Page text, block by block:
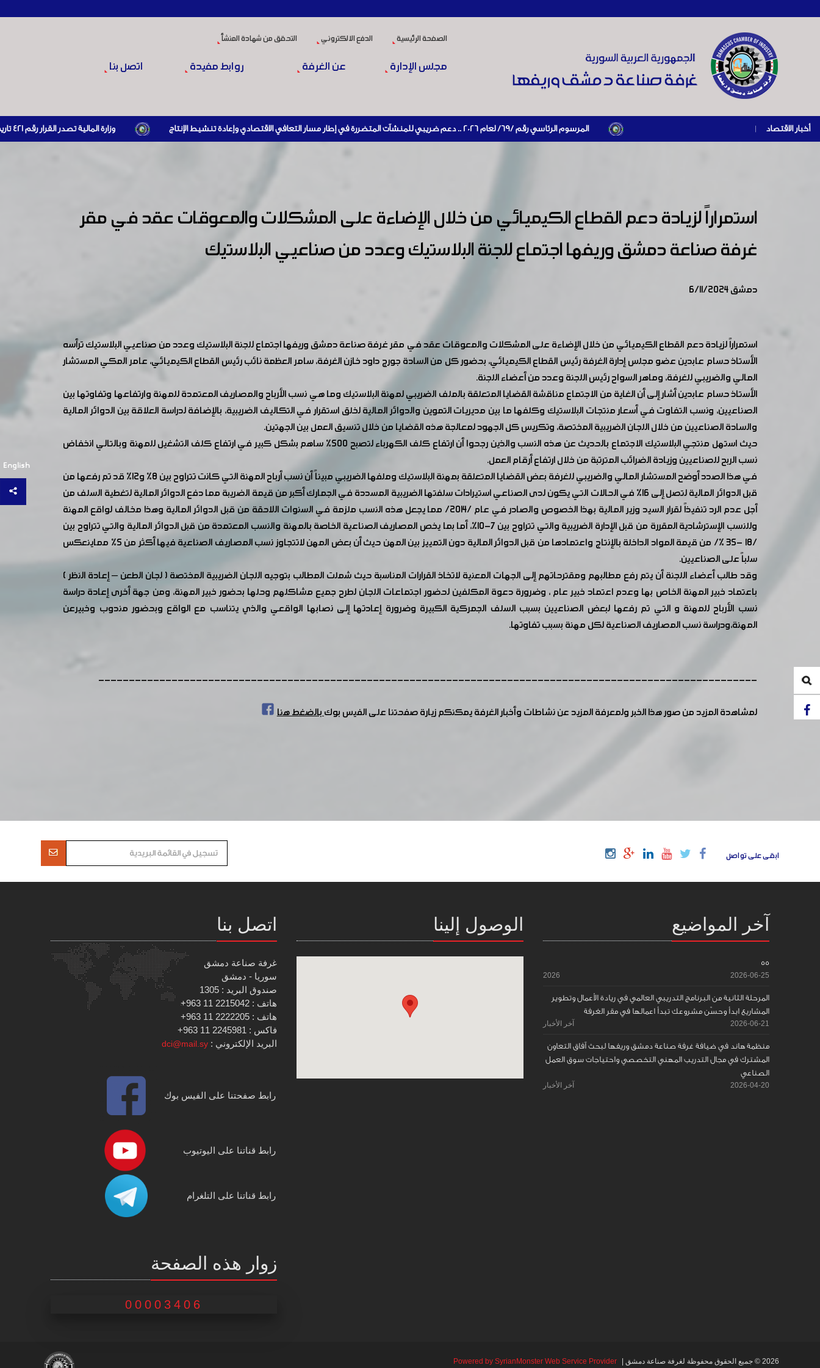
الصفحة الرئيسية الدفع الالكتروني التحقق من شهادة المنشأ
مجلس الإدارة عن الغرفة روابط مفيدة اتصل بنا
أخبار الاقتصاد | المرسوم الرئاسي رقم /69/ لعام 2026 .. دعم ضريبي للمنشآت المتضررة في إطار مسار التعافي الاقتصادي وإعادة تنشيط الإنتاج وزارة المالية تصدر القرار رقم 421 تاريخ 24/3/2026 المتضمن الزام المستوردين بإبراز براءة ذمة مالية سارية صادرة عن الهيئة العامة للضرائب والرسوم أو مديرياتها عند القيام بعمليات الاستيراد
English
استمراراً لزيادة دعم القطاع الكيميائي من خلال الإضاءة على المشكلات والمعوقات عقد في مقر
غرفة صناعة دمشق وريفها اجتماع للجنة البلاستيك وعدد من صناعيي البلاستيك
دمشق 6/11/2024
استمراراً لزيادة دعم القطاع الكيميائي من خلال الإضاءة على المشكلات والمعوقات عقد في مقر غرفة صناعة دمشق وريفها اجتماع للجنة البلاستيك وعدد من صناعيي البلاستيك ترأسه
الأستاذ حسام عابدين عضو مجلس إدارة الغرفة رئيس القطاع الكيميائي، بحضور كل من السادة جورج داود خازن الغرفة، سامر العظمة نائب رئيس القطاع الكيميائي، عامر المكي المستشار
المالي والضريبي للغرفة، وماهر السواح رئيس اللجنة وعدد من أعضاء اللجنة.
الأستاذ حسام عابدين أشار إلى أن الغاية من الاجتماع مناقشة القضايا المتعلقة بالملف الضريبي لمهنة البلاستيك وما هي نسب الأرباح والمصاريف المعتمدة للمهنة وارتفاعها وتفاوتها بين
الصناعيين، ونسب التفاوت في أسعار منتجات البلاستيك وكلفها ما بين مديريات التموين والدوائر المالية لخلق استقرار في التكاليف الضريبية، بالإضافة لدراسة العلاقة بين الدوائر المالية
والسادة الصناعيين من خلال اللجان الضريبية المختصة، وتكريس كل الجهود لمعالجة هذه القضايا من خلال تنسيق العمل بين الجهتين.
حيث استهل منتجي البلاستيك الاجتماع بالحديث عن هذه النسب والذين رجحوا أن ارتفاع كلف الكهرباء لتصبح 500% ساهم بشكل كبير في ارتفاع كلف التشغيل للمهنة وبالتالي انخفاض
نسب الربح للصناعيين وزيادة الضرائب المترتبة من خلال ارتفاع أرقام العمل.
في هذا الصدد أوضح المستشار المالي والضريبي للغرفة بعض القضايا المتعلقة بمهنة البلاستيك وملفها الضريبي مبيناً أن نسب أرباح المهنة التي كانت تتراوح بين 8% و12% قد تم رفعها من
قبل الدوائر المالية لتصل إلى 16% في الحالات التي يكون لدى الصناعي استيرادات سلفتها الضريبية المسددة في الجمارك أكبر من قيمة الضريبة مما دفع الدوائر المالية لتغطية السلف من
أجل عدم الرد تنفيذاً لقرار السيد وزير المالية بهذا الخصوص والصادر في عام /2014/ مما يجعل هذه النسب ملزمة في السنوات اللاحقة من قبل الدوائر المالية وهذا مخالف لواقع المهنة
وللنسب الإسترشادية المقررة من قبل الإدارة الضريبية والتي تتراوح بين 7-10%، أما بما يخص المصاريف الصناعية الخاصة بالمهنة والنسب المعتمدة من قبل الدوائر المالية والتي تتراوح بين
/18 -35 %/ من قيمة المواد الداخلة بالإنتاج واعتمادها من قبل الدوائر المالية دون التمييز بين المهن حيث أن بعض المهن لاتتجاوز نسب المصاريف الصناعية فيها أكثر من 5% مماينعكس
سلباً على الصناعيين.
وقد طالب أعضاء اللجنة أن يتم رفع مطالبهم ومقترحاتهم إلى الجهات المعنية لاتخاذ القرارات المناسبة حيث شملت المطالب بتوجيه اللجان الضريبية المختصة ( لجان الطعن – إعادة النظر )
باعتماد خبير المهنة الخاص بها وعدم اعتماد خبير عام ، وضرورة دعوة المكلفين لحضور اجتماعات اللجان لطرح جميع مشاكلهم وحلها بحضور خبير المهنة، ومن جهة أخرى إعادة دراسة
نسب الأرباح للمهنة و التي تم رفعها لبعض الصناعيين بسبب السلف الجمركية الكبيرة وضرورة إعادتها إلى نصابها الواقعي والذي يتناسب مع الواقع وبحضور مندوب وخبيرعن
المهنة،ودراسة نسب المصاريف الصناعية لكل مهنة بسبب تفاوتها.
------------------------------------------------------------------------------------------------------------
لمشاهدة المزيد من صور هذا الخبر ولمعرفة المزيد عن نشاطات وأخبار الغرفة يمكنكم زيارة صفحتنا على الفيس بوكبالضغط هنا
ابقى على تواصل
آخر المواضيع
55
2026-06-25
2026
المرحلة الثانية من البرنامج التدريبي العالمي في ريادة الأعمال وتطوير
المشاريع ابدأ وحسّن مشروعك تبدأ اعمالها في مقر الغرفة
2026-06-21 آخر الأخبار
منظمة هاند في ضيافة غرفة صناعة دمشق وريفها لبحث آفاق التعاون
المشترك في مجال التدريب المهني التخصصي واحتياجات سوق العمل
الصناعي
2026-04-20 آخر الأخبار
الوصول إلينا اتصل بنا
غرفة صناعة دمشق
سوريا - دمشق
صندوق البريد : 1305
هاتف : 2215042 11 963+
هاتف : 2222205 11 963+
فاكس : 2245981 11 963+
البريد الإلكتروني : dci@mail.sy
رابط صفحتنا على الفيس بوك
رابط قناتنا على اليوتيوب
رابط قناتنا على التلغرام
زوار هذه الصفحة
00003406
2026 © جميع الحقوق محفوظة لغرفة صناعة دمشق | Powered by SyrianMonster Web Service Provider